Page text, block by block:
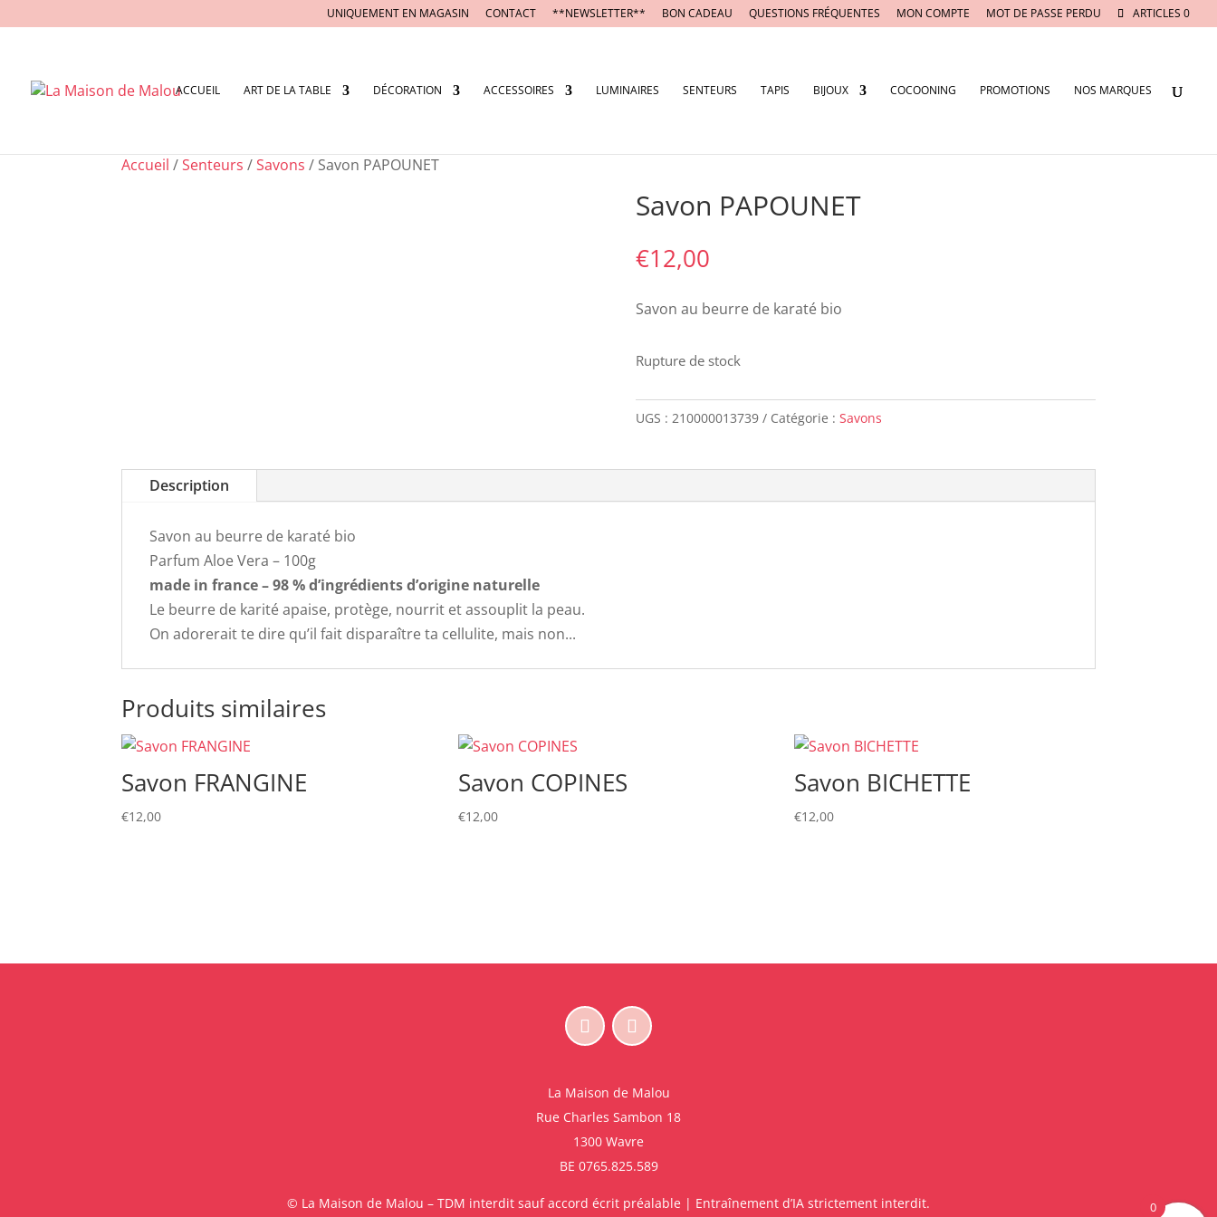
UNIQUEMENT EN MAGASIN CONTACT **NEWSLETTER** BON CADEAU QUESTIONS FRÉQUENTES MON COMPTE MOT DE PASSE PERDU ARTICLES 0
ACCUEIL ART DE LA TABLE DÉCORATION ACCESSOIRES LUMINAIRES SENTEURS TAPIS BIJOUX COCOONING PROMOTIONS NOS MARQUES
Accueil /Senteurs /Savons / Savon PAPOUNET
Savon PAPOUNET
€12,00
Savon au beurre de karaté bio
Rupture de stock
UGS : 210000013739 Catégorie : Savons
Description
Savon au beurre de karaté bio
Parfum Aloe Vera – 100g
made in france – 98 % d’ingrédients d’origine naturelle
Le beurre de karité apaise, protège, nourrit et assouplit la peau.
On adorerait te dire qu’il fait disparaître ta cellulite, mais non...
Produits similaires
Savon FRANGINE
€12,00
Savon COPINES
€12,00
Savon BICHETTE
€12,00
La Maison de Malou
Rue Charles Sambon 18
1300 Wavre
BE 0765.825.589
© La Maison de Malou – TDM interdit sauf accord écrit préalable | Entraînement d’IA strictement interdit. 0